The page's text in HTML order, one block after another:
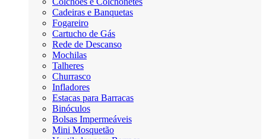
Cadeiras e Banquetas
Fogareiro
Cartucho de Gás
Rede de Descanso
Mochilas
Talheres
Churrasco
Infladores
Estacas para Barracas
Binóculos
Bolsas Impermeáveis
Mini Mosquetão